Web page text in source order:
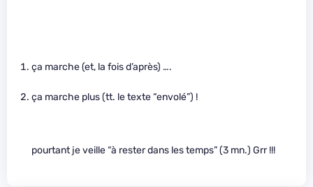
ça marche (et, la fois d’après) ….
ça marche plus (tt. le texte “envolé”) !
pourtant je veille “à rester dans les temps” (3 mn.) Grr !!!